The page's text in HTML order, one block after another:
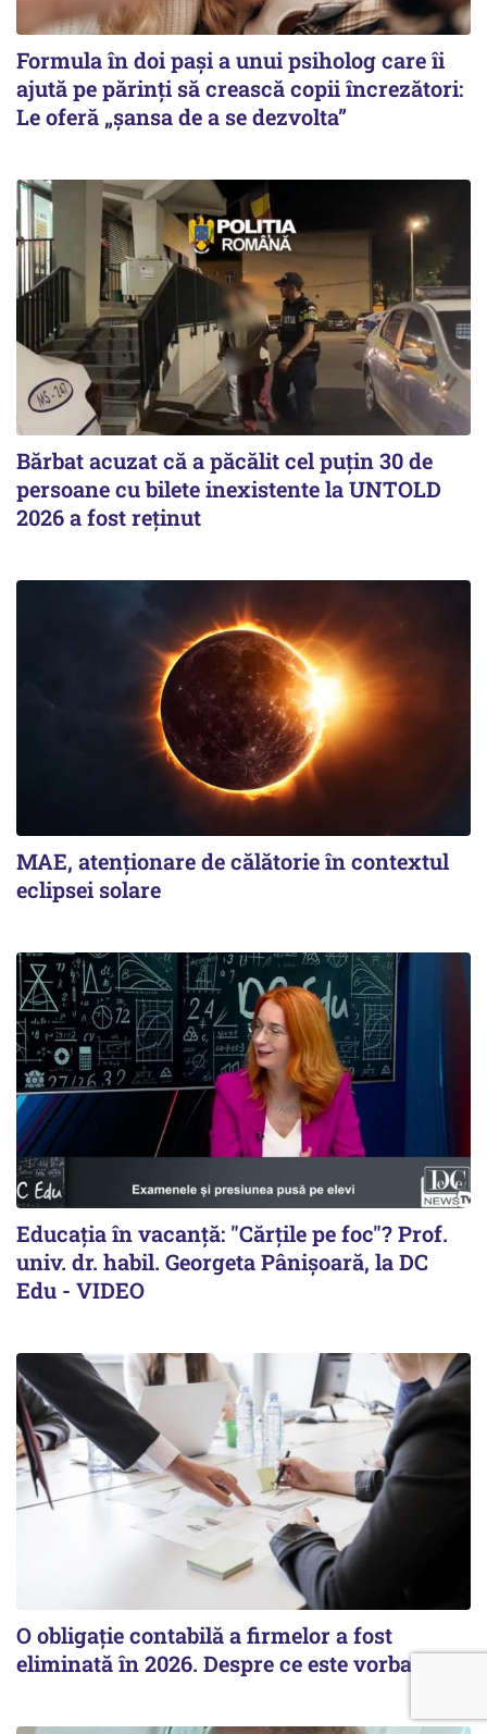
Formula în doi pași a unui psiholog care îi
ajută pe părinți să crească copii încrezători:
Le oferă „șansa de a se dezvolta”
Bărbat acuzat că a păcălit cel puțin 30 de
persoane cu bilete inexistente la UNTOLD
2026 a fost reținut
MAE, atenționare de călătorie în contextul
eclipsei solare
Educația în vacanță: "Cărțile pe foc"? Prof.
univ. dr. habil. Georgeta Pânișoară, la DC
Edu - VIDEO
O obligație contabilă a firmelor a fost
eliminată în 2026. Despre ce este vorba